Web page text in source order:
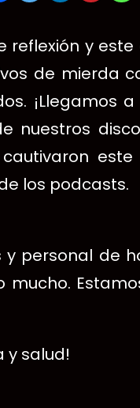
reflexión y
de
¡Llegamos
nuestros
este
los podcasts.
personal de
y salud!